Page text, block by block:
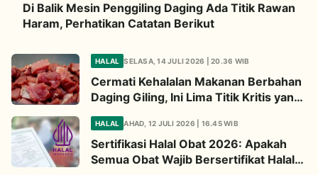
Di Balik Mesin Penggiling Daging Ada Titik Rawan
Haram, Perhatikan Catatan Berikut
HALAL SELASA, 14 JULI 2026 | 20.36 WIB
Cermati Kehalalan Makanan Berbahan
Daging Giling, Ini Lima Titik Kritis yang
Wajib Diperhatikan
HALAL AHAD, 12 JULI 2026 | 16.45 WIB
Sertifikasi Halal Obat 2026: Apakah
Semua Obat Wajib Bersertifikat Halal?